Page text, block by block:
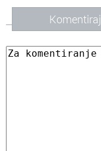
Komentiraj